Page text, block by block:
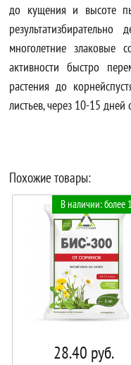
до кущения и высоте
многолетние злаковые
активности быстро
растения до
листьев, через 10-15 дней
Похожие товары:
В наличии: более
28.40 руб.